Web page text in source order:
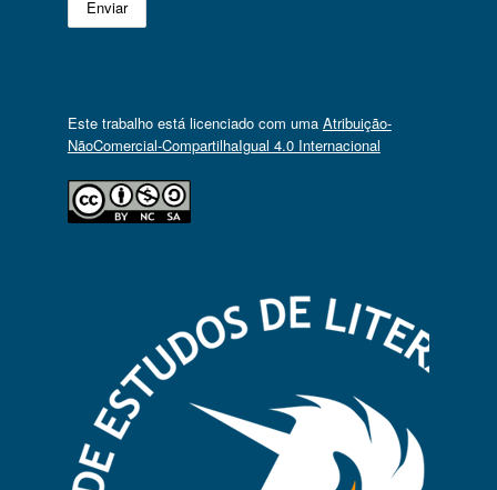
Este trabalho está licenciado com uma Atribuição-
NãoComercial-CompartilhaIgual 4.0 Internacional